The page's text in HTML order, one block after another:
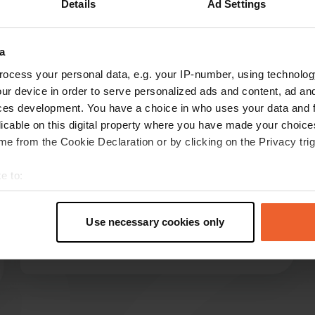
Details Ad Settings
your personal data, e.g. your IP-number, using
device in order to serve personalized ads and content, ad
development. You have a choice in who uses your data and
on this digital property where you have made your
from the Cookie Declaration or by clicking on the Privacy
to:
geographical location which can be accurate to within
personal data is processed and set your preferences in the
content and ads, to provide social media features and to
Use necessary cookies only
Montre plus
avis
O OmeJoep
mai 2025
autorisés à y aller avec le camping-car. C'est un
camping associatif et non commercial. Réservé
aux membres du NCC.